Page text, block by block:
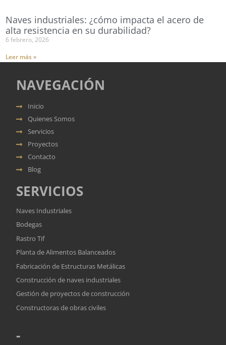
Naves industriales: ¿cómo impacta el acero de
alta resistencia en su durabilidad?
6 febrero, 2026
Leer más »
NAVEGACIÓN
Inicio
Quienes Somos
Servicios
Proyectos
Contacto
Blog
SERVICIOS
Naves Industriales
Bodegas
Rastro Tif
Planta de Alimentos Balanceados
Fabricación de Estructuras Metálicas
Construcción de naves industriales
Gestión de proyectos de construcción
Constructoras de obras civiles
-